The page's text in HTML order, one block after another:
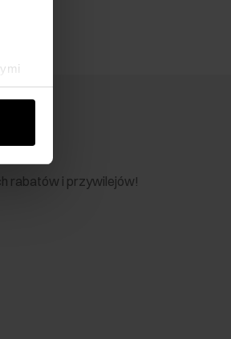
rabatów i przywilejów!